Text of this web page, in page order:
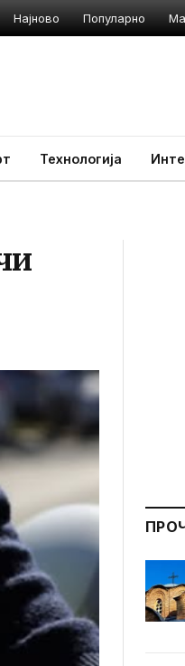
Најново Популарно
Технологија